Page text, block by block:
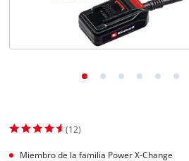
(12)
Miembro de la familia Power X-Change